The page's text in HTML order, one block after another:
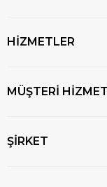
HİZMETLER
MÜŞTERİ
ŞİRKET